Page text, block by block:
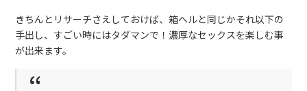
きちんとリサーチさえしておけば、箱ヘルと同じかそれ以下の
手出し、すごい時にはタダマンで！濃厚なセックスを楽しむ事
が出来ます。